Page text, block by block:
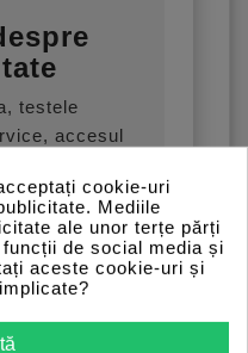
testele
accesul
pe toate
depinde
echipare,
de
cookie-uri
Mediile
ale unor terțe părți
de social media și
aceste cookie-uri și